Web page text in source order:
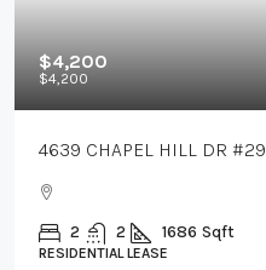
$4,200
$4,200
4639 CHAPEL HILL DR
2 2 1686 Sqft
RESIDENTIAL LEASE